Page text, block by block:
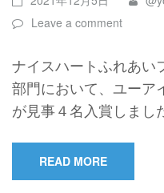
Leave a comment
ナイスハートふれあい
部門において、ユーア
が見事４名入賞しまし
READ MORE